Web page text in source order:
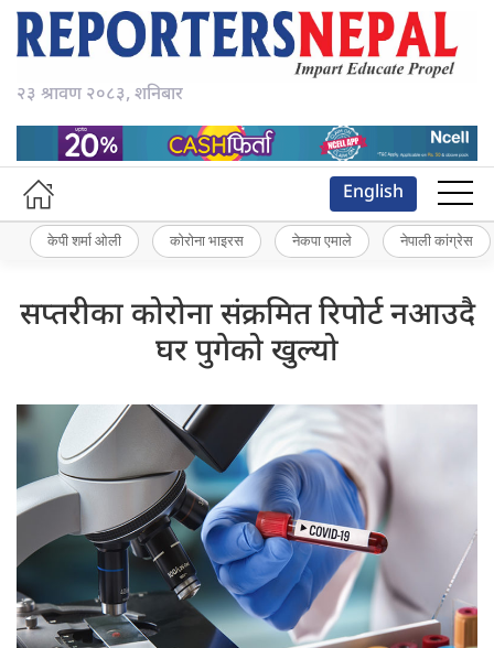
२३ श्रावण २०८३, शनिबार
English
केपी शर्मा ओली कोरोना भाइरस नेकपा एमाले नेपाली कांग्रेस
सप्तरीका कोरोना संक्रमित रिपोर्ट नआउदै
घर पुगेको खुल्यो